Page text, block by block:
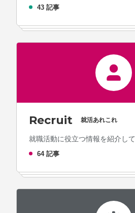
43 記事
Recruit 就活あれこれ
就職活動に役立つ情報を紹介して
64 記事